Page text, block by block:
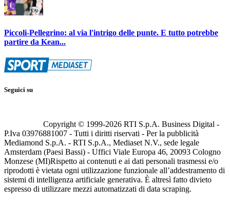
Piccoli-Pellegrino: al via l'intrigo delle punte. E tutto potrebbe
partire da Kean...
Seguici su
Copyright © 1999-2026 RTI S.p.A. Business Digital -
P.Iva 03976881007 - Tutti i diritti riservati - Per la pubblicità
Mediamond S.p.A. - RTI S.p.A., Mediaset N.V., sede legale
Amsterdam (Paesi Bassi) - Uffici Viale Europa 46, 20093 Cologno
Monzese (MI)Rispetto ai contenuti e ai dati personali trasmessi e/o
riprodotti è vietata ogni utilizzazione funzionale all’addestramento di
sistemi di intelligenza artificiale generativa. È altresì fatto divieto
espresso di utilizzare mezzi automatizzati di data scraping.